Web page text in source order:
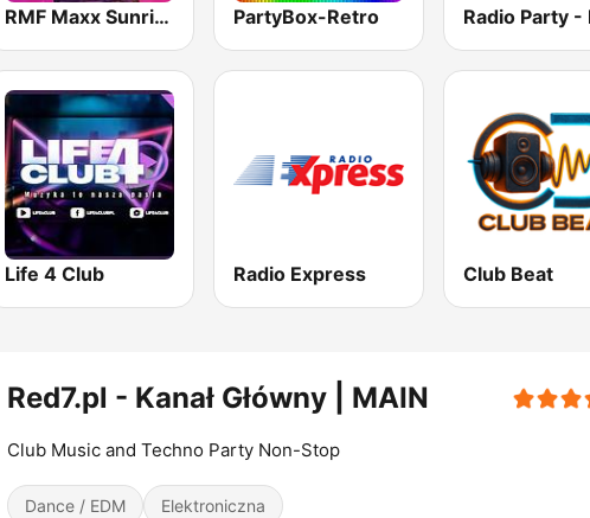
RMF Maxx Sunrise Festival PartyBox-Retro
Life 4 Club Radio Express Club Beat
Red7.pl - Kanał Główny | MAIN
Club Music and Techno Party Non-Stop
Dance / EDM Elektroniczna